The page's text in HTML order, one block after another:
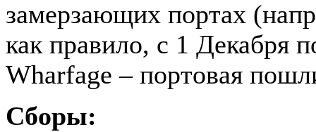
замерзающих портах
как правило, с 1 Декабря
Wharfage – портовая
Сборы: